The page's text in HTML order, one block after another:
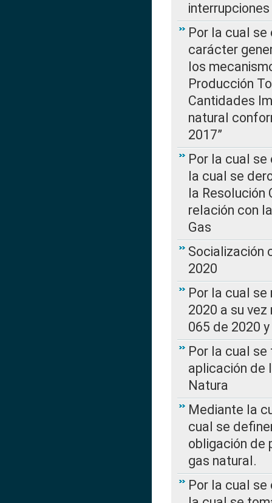
Por la cual
carácter
los
Producción
Cantidades
natural
2017”
Por la cual
la cual se
la Resolución
relación con
Gas
Socialización
2020
Por la cual se
2020 a su
065 de 2020
Por la cual
aplicación de
Natura
Mediante la
cual se
obligación de
gas natural.
Por la cual se